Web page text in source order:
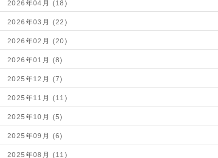
2026年04月 (18)
2026年03月 (22)
2026年02月 (20)
2026年01月 (8)
2025年12月 (7)
2025年11月 (11)
2025年10月 (5)
2025年09月 (6)
2025年08月 (11)